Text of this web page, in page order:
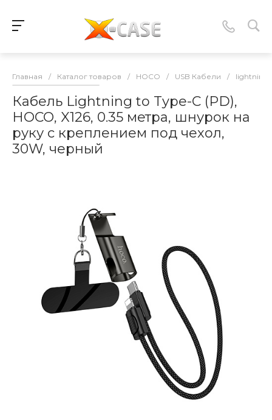
Главная / Каталог товаров / HOCO / USB Кабели / lightning
Кабель Lightning to Type-C (PD),
HOCO, X126, 0.35 метра, шнурок на
руку с креплением под чехол,
30W, черный